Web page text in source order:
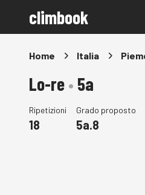
climbook
Home Italia
Lo-re• 5a
Ripetizioni
18
Grado proposto
5a.8